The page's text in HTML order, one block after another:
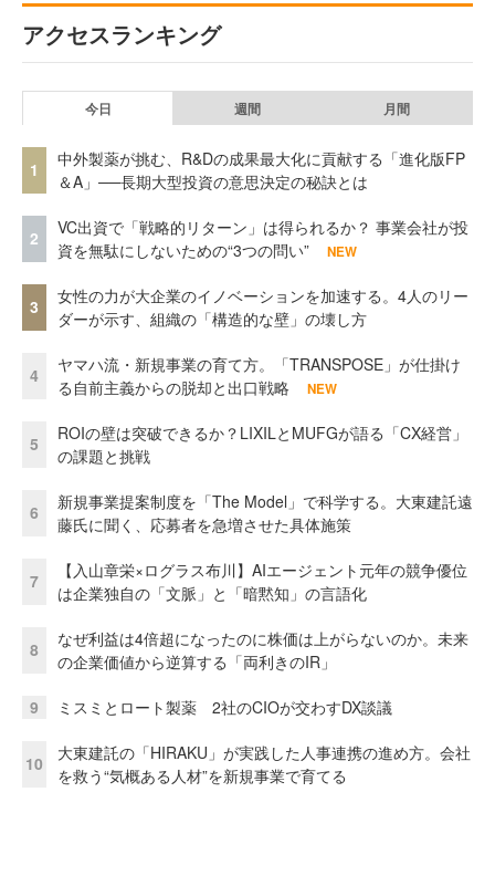
アクセスランキング
今日 週間 月間
1
中外製薬が挑む、R&Dの成果最大化に貢献する「進化版FP
＆A」──長期大型投資の意思決定の秘訣とは
2
VC出資で「戦略的リターン」は得られるか？ 事業会社が投
資を無駄にしないための“3つの問い”
NEW
3
女性の力が大企業のイノベーションを加速する。4人のリー
ダーが示す、組織の「構造的な壁」の壊し方
4
ヤマハ流・新規事業の育て方。「TRANSPOSE」が仕掛け
る自前主義からの脱却と出口戦略
NEW
5
ROIの壁は突破できるか？LIXILとMUFGが語る「CX経営」
の課題と挑戦
6
新規事業提案制度を「The Model」で科学する。大東建託遠
藤氏に聞く、応募者を急増させた具体施策
7
【入山章栄×ログラス布川】AIエージェント元年の競争優位
は企業独自の「文脈」と「暗黙知」の言語化
8
なぜ利益は4倍超になったのに株価は上がらないのか。未来
の企業価値から逆算する「両利きのIR」
9 ミスミとロート製薬 2社のCIOが交わすDX談議
10
大東建託の「HIRAKU」が実践した人事連携の進め方。会社
を救う“気概ある人材”を新規事業で育てる